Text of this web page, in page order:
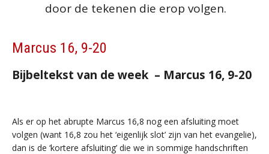
door de tekenen die erop volgen.
Marcus 16, 9-20
Bijbeltekst van de week – Marcus 16, 9-20
Als er op het abrupte Marcus 16,8 nog een afsluiting moet
volgen (want 16,8 zou het ‘eigenlijk slot’ zijn van het evangelie),
dan is de ‘kortere afsluiting’ die we in sommige handschriften